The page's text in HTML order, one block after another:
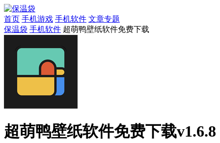
首页 手机游戏 手机软件 文章专题
保温袋 手机软件 超萌鸭壁纸软件免费下载
超萌鸭壁纸软件免费下载v1.6.8